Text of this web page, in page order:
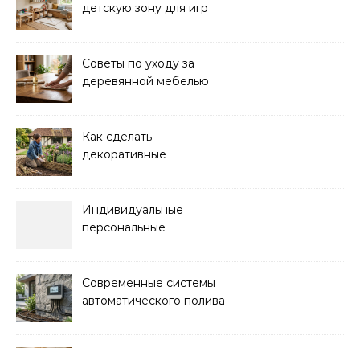
детскую зону для игр
Советы по уходу за
деревянной мебелью
Как сделать
декоративные
пошаговая инструкция
Индивидуальные
персональные
Современные системы
автоматического полива